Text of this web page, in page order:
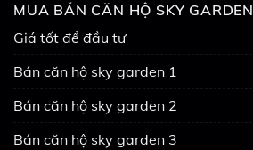
MUA BÁN CĂN HỘ SKY GARDEN
Giá tốt để đầu tư
Bán căn hộ sky garden 1
Bán căn hộ sky garden 2
Bán căn hộ sky garden 3